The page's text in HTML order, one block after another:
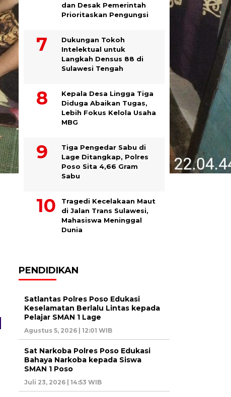
dan Desak Pemerintah
Prioritaskan Pengungsi
Dukungan Tokoh
Intelektual untuk
Langkah Densus 88 di
Sulawesi Tengah
Kepala Desa Lingga Tiga
Diduga Abaikan Tugas,
Lebih Fokus Kelola Usaha
MBG
Tiga Pengedar Sabu di
Lage Ditangkap, Polres
Poso Sita 4,66 Gram
Sabu
Tragedi Kecelakaan Maut
di Jalan Trans Sulawesi,
Mahasiswa Meninggal
Dunia
PENDIDIKAN
Satlantas Polres Poso Edukasi
Keselamatan Berlalu Lintas kepada
Pelajar SMAN 1 Lage
Agustus 5, 2026 | 12:01 WIB
Sat Narkoba Polres Poso Edukasi
Bahaya Narkoba kepada Siswa
SMAN 1 Poso
Juli 23, 2026 | 14:53 WIB